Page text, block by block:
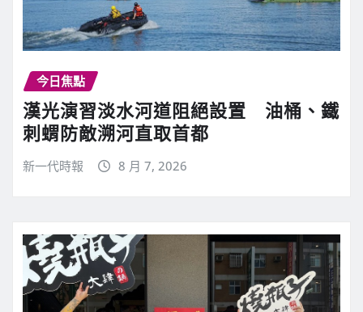
今日焦點
漢光演習淡水河道阻絕設置 油桶、鐵
刺蝟防敵溯河直取首都
新一代時報 8 月 7, 2026